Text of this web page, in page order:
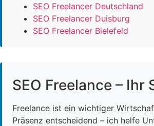
SEO Freelancer Deutschland
SEO Freelancer Duisburg
SEO Freelancer Bielefeld
SEO Freelance –
Freelance ist ein wichtiger
Präsenz entscheidend – ich helfe